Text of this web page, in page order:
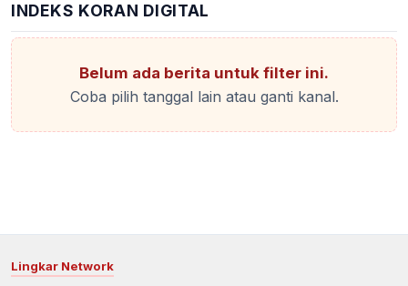
INDEKS KORAN DIGITAL
Belum ada berita untuk filter ini.
Coba pilih tanggal lain atau ganti kanal.
Lingkar Network